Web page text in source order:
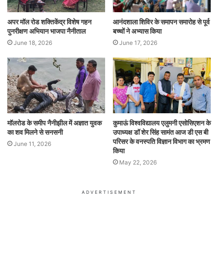
अपर मॉल रोड शक्तिकेंद्र विशेष गहन
पुनरीक्षण अभियान भाजपा नैनीताल
June 18, 2026
आनंदशाला शिविर के समापन समारोह से पूर्व
बच्चों ने अभ्यास किया
June 17, 2026
मॉलरोड के समीप नैनीझील में अज्ञात युवक
का शव मिलने से सनसनी
June 11, 2026
कुमाऊं विश्वविद्यालय एलुमनी एसोसिएशन के
उपाध्यक्ष डॉ शेर सिंह सामंत आज डी एस बी
परिसर के वनस्पति विज्ञान विभाग का भ्रमण
किया
May 22, 2026
ADVERTISEMENT